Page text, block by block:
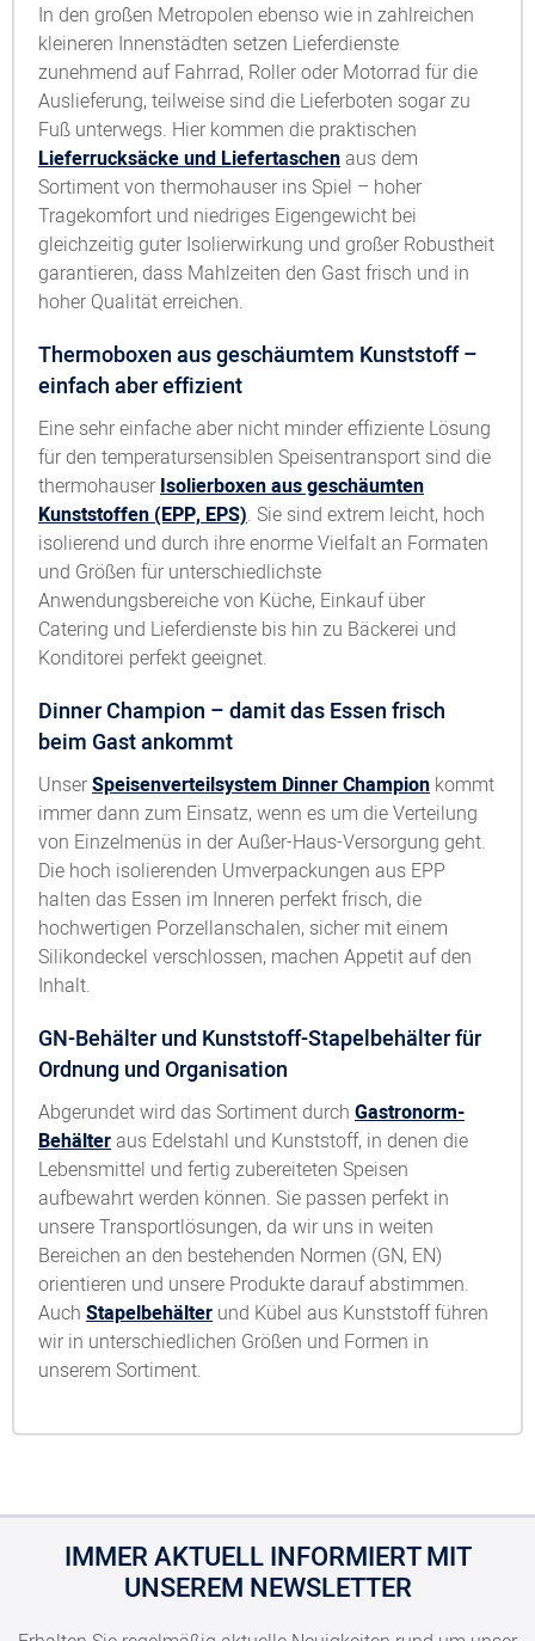
In den großen Metropolen ebenso wie in zahlreichen
kleineren Innenstädten setzen Lieferdienste
zunehmend auf Fahrrad, Roller oder Motorrad für die
Auslieferung, teilweise sind die Lieferboten sogar zu
Fuß unterwegs. Hier kommen die praktischen
Lieferrucksäcke und Liefertaschenaus dem
Sortiment von thermohauser ins Spiel – hoher
Tragekomfort und niedriges Eigengewicht bei
gleichzeitig guter Isolierwirkung und großer Robustheit
garantieren, dass Mahlzeiten den Gast frisch und in
hoher Qualität erreichen.
Thermoboxen aus geschäumtem Kunststoff –
einfach aber effizient
Eine sehr einfache aber nicht minder effiziente Lösung
für den temperatursensiblen Speisentransport sind die
thermohauserIsolierboxen aus geschäumten
Kunststoffen (EPP, EPS). Sie sind extrem leicht, hoch
isolierend und durch ihre enorme Vielfalt an Formaten
und Größen für unterschiedlichste
Anwendungsbereiche von Küche, Einkauf über
Catering und Lieferdienste bis hin zu Bäckerei und
Konditorei perfekt geeignet.
Dinner Champion – damit das Essen frisch
beim Gast ankommt
UnserSpeisenverteilsystem Dinner Champion kommt
immer dann zum Einsatz, wenn es um die Verteilung
von Einzelmenüs in der Außer-Haus-Versorgung geht.
Die hoch isolierenden Umverpackungen aus EPP
halten das Essen im Inneren perfekt frisch, die
hochwertigen Porzellanschalen, sicher mit einem
Silikondeckel verschlossen, machen Appetit auf den
Inhalt.
GN-Behälter und Kunststoff-Stapelbehälter für
Ordnung und Organisation
Abgerundet wird das Sortiment durch Gastronorm-
Behälteraus Edelstahl und Kunststoff, in denen die
Lebensmittel und fertig zubereiteten Speisen
aufbewahrt werden können. Sie passen perfekt in
unsere Transportlösungen, da wir uns in weiten
Bereichen an den bestehenden Normen (GN, EN)
orientieren und unsere Produkte darauf abstimmen.
Auch Stapelbehälter und Kübel aus Kunststoff führen
wir in unterschiedlichen Größen und Formen in
unserem Sortiment.
IMMER AKTUELL INFORMIERT MIT
UNSEREM NEWSLETTER